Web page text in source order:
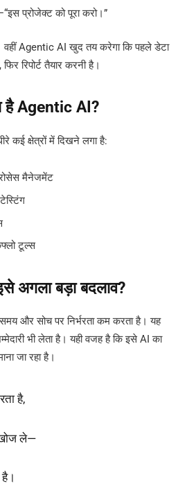
प्रोजेक्ट को पूरा करो।”
Agentic AI खुद तय करेगा कि पहले डेटा
रिपोर्ट तैयार करनी है।
है Agentic AI?
कई क्षेत्रों में दिखने लगा है:
मैनेजमेंट
टूल्स
अगला बड़ा बदलाव?
और सोच पर निर्भरता कम करता है। यह
भी लेता है। यही वजह है कि इसे AI का
जा रहा है।
है,
ले—
है।